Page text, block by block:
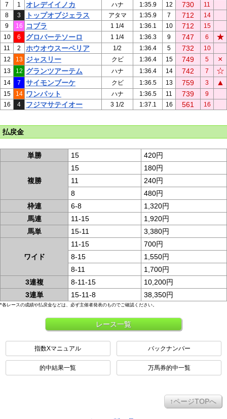
7
1 オレデイイノカ ハナ 1:35.9 12 730
11
8
3 トップオブジェラス アタマ 1:35.9 7 712
14
9
16 コブラ 1 1/4 1:36.1 10 712
15
10
6 グロバーテソーロ 1 1/4 1:36.3 9 747 6 ★
11 2 ホウオウスーペリア 1/2 1:36.4 5 732
10
12
13 ジャスリー クビ 1:36.4 15 749 5 ×
13 12 グランツアーテム ハナ 1:36.4 14 742 7 ☆
14 7 サイモンブーケ クビ 1:36.5 13 759 3 ▲
15 14 ワンパット ハナ 1:36.5 11 739
9
16
4 フジマサテイオー 3 1/2 1:37.1 16 561 16
払戻金
単勝 15 420円
複勝
15
180円
11
240円
8
480円
枠連
6-8
1,320円
馬連
11-15
1,920円
馬単
15-11 3,380円
ワイド
11-15
700円
8-15
1,550円
8-11
1,700円
3連複
8-11-15
10,200円
3連単
15-11-8 38,350円
*各レースの成績や払戻金などは、必ず主催者発表のものでご確認ください。
レース一覧
指数Xマニュアル バックナンバー
的中結果一覧 万馬券的中一覧
↑ページTOPへ